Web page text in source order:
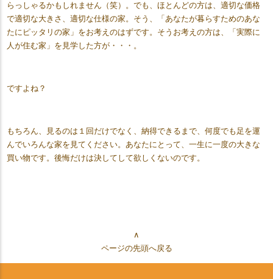
らっしゃるかもしれません（笑）。でも、ほとんどの方は、適切な価格
で適切な大きさ、適切な仕様の家。そう、「あなたが暮らすためのあな
たにピッタリの家」をお考えのはずです。そうお考えの方は、「実際に
人が住む家」を見学した方が・・・。
ですよね？
もちろん、見るのは１回だけでなく、納得できるまで、何度でも足を運
んでいろんな家を見てください。あなたにとって、一生に一度の大きな
買い物です。後悔だけは決してして欲しくないのです。
∧
ページの先頭へ戻る